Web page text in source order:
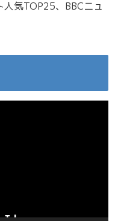
気TOP25、BBCニュ